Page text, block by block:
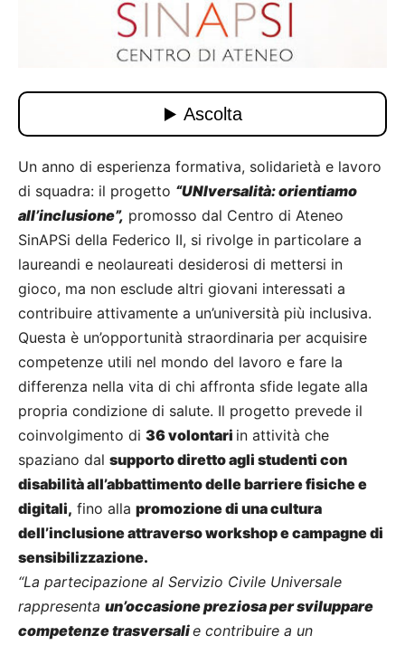
Un anno di esperienza formativa, solidarietà e lavoro
di squadra: il progetto “UNIversalità: orientiamo
all’inclusione”, promosso dal Centro di Ateneo
SinAPSi della Federico II, si rivolge in particolare a
laureandi e neolaureati desiderosi di mettersi in
gioco, ma non esclude altri giovani interessati a
contribuire attivamente a un’università più inclusiva.
Questa è un’opportunità straordinaria per acquisire
competenze utili nel mondo del lavoro e fare la
differenza nella vita di chi affronta sfide legate alla
propria condizione di salute. Il progetto prevede il
coinvolgimento di 36 volontari in attività che
spaziano dal supporto diretto agli studenti con
disabilità all’abbattimento delle barriere fisiche e
digitali, fino alla promozione di una cultura
dell’inclusione attraverso workshop e campagne di
sensibilizzazione.
“La partecipazione al Servizio Civile Universale
rappresenta un’occasione preziosa per sviluppare
competenze trasversalie contribuire a un